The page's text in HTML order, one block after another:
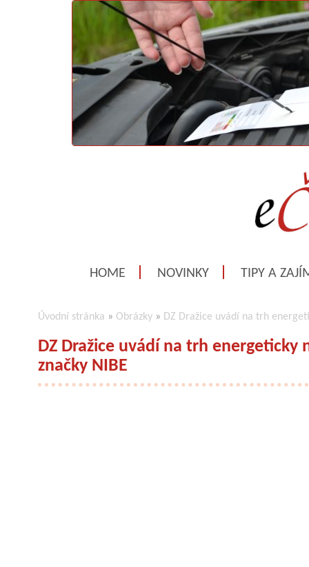
HOME NOVINKY TIPY A
Úvodní stránka » Obrázky » DZ Dražice uvádí na trh
DZ Dražice uvádí na trh
značky NIBE